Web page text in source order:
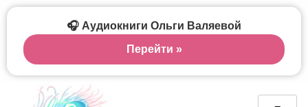
🎧 Аудиокниги Ольги Валяевой
Перейти »